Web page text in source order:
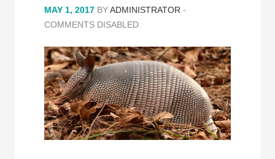
MAY 1, 2017 BYADMINISTRATOR -
COMMENTS DISABLED